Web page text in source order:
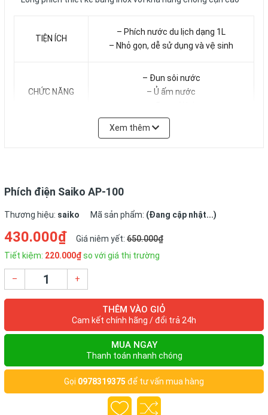
TIỆN ÍCH
– Phích nước du lịch dạng 1L
– Nhỏ gọn, dễ sử dụng và vệ sinh
CHỨC NĂNG
– Đun sôi nước
– Ủ ấm nước
– Dây nguồn
Xem thêm
Phích điện Saiko AP-100
Thương hiệu: saiko Mã sản phẩm: (Đang cập nhật...)
430.000₫ Giá niêm yết: 650.000₫
Tiết kiệm: 220.000₫so với giá thị trường
– +
THÊM VÀO GIỎ
Cam kết chính hãng / đổi trả 24h
MUA NGAY
Thanh toán nhanh chóng
Gọi 0978319375 để tư vấn mua hàng